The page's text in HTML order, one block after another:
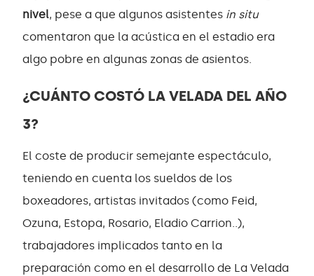
nivel, pese a que algunos asistentes in situ
comentaron que la acústica en el estadio era
algo pobre en algunas zonas de asientos.
¿CUÁNTO COSTÓ LA VELADA DEL AÑO
3?
El coste de producir semejante espectáculo,
teniendo en cuenta los sueldos de los
boxeadores, artistas invitados (como Feid,
Ozuna, Estopa, Rosario, Eladio Carrion..),
trabajadores implicados tanto en la
preparación como en el desarrollo de La Velada